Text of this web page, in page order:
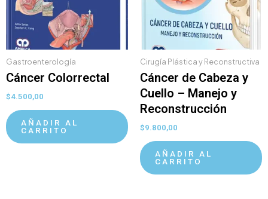
Gastroenterología
Cáncer Colorrectal
$4.500,00
AÑADIR AL
CARRITO
Cirugía Plástica y Reconstructiva
Cáncer de Cabeza y
Cuello – Manejo y
Reconstrucción
$9.800,00
AÑADIR AL
CARRITO